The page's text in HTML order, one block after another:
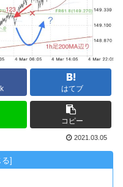
はてブ
コピー
2021.03.05